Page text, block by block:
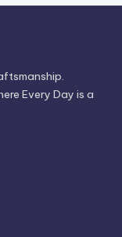
Every Day is a